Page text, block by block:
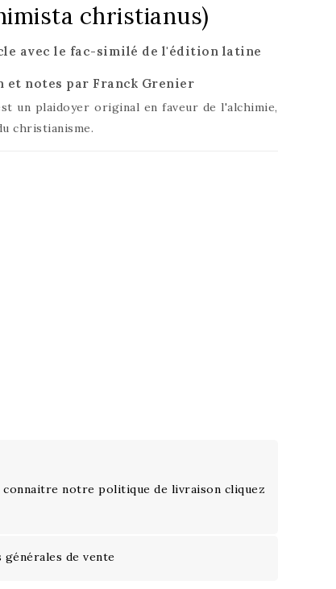
christianus)
avec le fac-similé de l'édition latine
et notes par Franck Grenier
un plaidoyer original en faveur de l'alchimie,
christianisme.
notre politique de livraison cliquez
de vente